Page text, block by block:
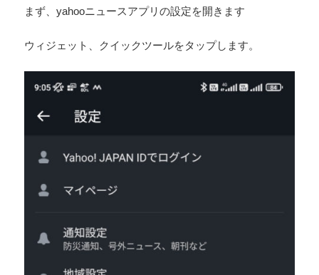
まず、yahooニュースアプリの設定を開きます
ウィジェット、クイックツールをタップします。